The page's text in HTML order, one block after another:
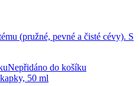
(pružné, pevné a čisté cévy). S
Nepřidáno do košíku